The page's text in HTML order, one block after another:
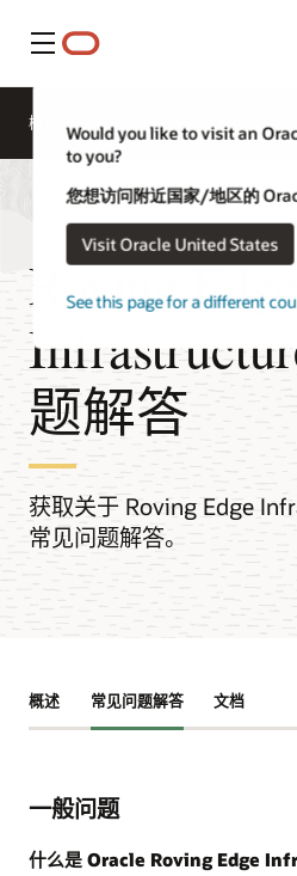
菜单
Would you like to visit an
to you?
您想访问附近国家/地区的
Visit Oracle United States
See this page for a different
概述 Multicloud
Roving
题解答
获取关于 Roving Edge
常见问题解答。
概述 常见问题解答 文档
一般问题
什么是 Oracle Roving Edge